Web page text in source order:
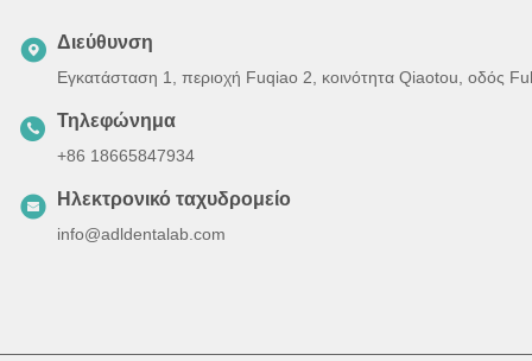
Διεύθυνση
Εγκατάσταση 1, περιοχή Fuqiao 2, κοινότητα Qiaotou, οδός
Τηλεφώνημα
+86 18665847934
Ηλεκτρονικό ταχυδρομείο
info@adldentalab.com